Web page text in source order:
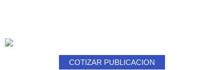
COTIZAR PUBLICACION